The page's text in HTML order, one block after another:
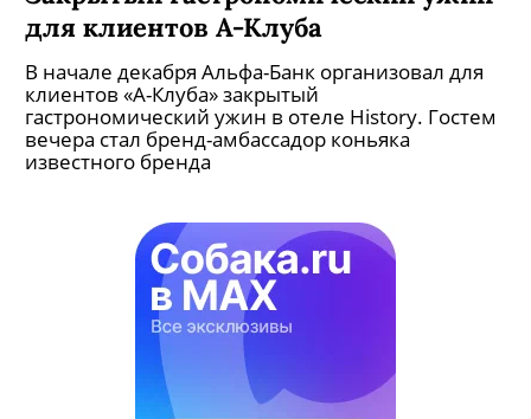
Закрытый гастрономический ужин
для клиентов А-Клуба
В начале декабря Альфа-Банк организовал для
клиентов «А-Клуба» закрытый
гастрономический ужин в отеле History. Гостем
вечера стал бренд-амбассадор коньяка
известного бренда